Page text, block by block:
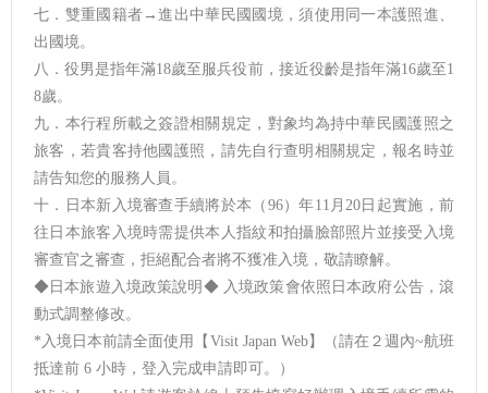
七．雙重國籍者→進出中華民國國境，須使用同一本護照進、
出國境。
八．役男是指年滿18歲至服兵役前，接近役齡是指年滿16歲至1
8歲。
九．本行程所載之簽證相關規定，對象均為持中華民國護照之
旅客，若貴客持他國護照，請先自行查明相關規定，報名時並
請告知您的服務人員。
十．日本新入境審查手續將於本（96）年11月20日起實施，前
往日本旅客入境時需提供本人指紋和拍攝臉部照片並接受入境
審查官之審查，拒絕配合者將不獲准入境，敬請瞭解。
◆日本旅遊入境政策說明◆ 入境政策會依照日本政府公告，滾
動式調整修改。
*入境日本前請全面使用【Visit Japan Web】（請在２週內~航班
抵達前 6 小時，登入完成申請即可。）